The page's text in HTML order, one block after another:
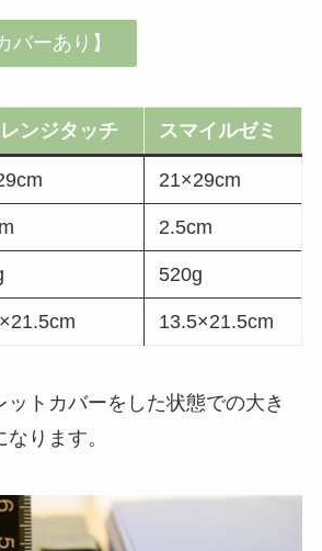
バーあり】
ンジタッチ スマイルゼミ
21×29cm
2.5cm
520g
13.5×21.5cm
トカバーをした状態での大き
ります。